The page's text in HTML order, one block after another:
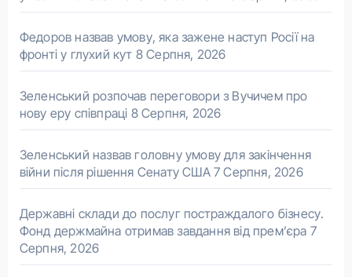
Федоров назвав умову, яка зажене наступ Росії на
фронті у глухий кут 8 Серпня, 2026
Зеленський розпочав переговори з Вучичем про
нову еру співпраці 8 Серпня, 2026
Зеленський назвав головну умову для закінчення
війни після рішення Сенату США 7 Серпня, 2026
Державні склади до послуг постраждалого бізнесу.
Фонд держмайна отримав завдання від прем’єра 7
Серпня, 2026